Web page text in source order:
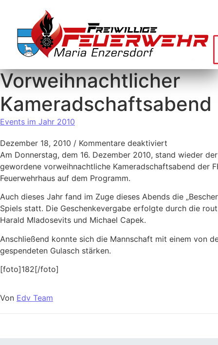
Vorweihnachtlicher
Kameradschaftsabend
Events im Jahr 2010
Dezember 18, 2010 / Kommentare deaktiviert
Am Donnerstag, dem 16. Dezember 2010, stand wieder
gewordene vorweihnachtliche Kameradschaftsabend der
Feuerwehrhaus auf dem Programm.
Auch dieses Jahr fand im Zuge dieses Abends die
Spiels statt. Die Geschenkevergabe erfolgte durch die
Harald Mladosevits und Michael Capek.
Anschließend konnte sich die Mannschaft mit einem von
gespendeten Gulasch stärken.
[foto]182[/foto]
Von Edv Team